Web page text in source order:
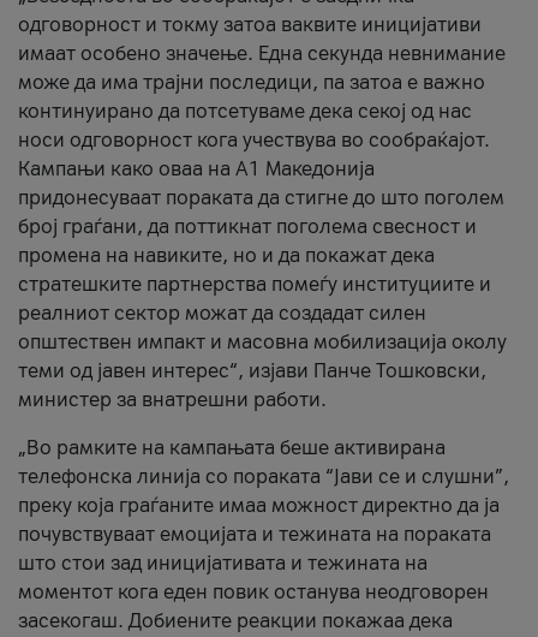
одговорност и токму затоа ваквите иницијативи
имаат особено значење. Една секунда невнимание
може да има трајни последици, па затоа е важно
континуирано да потсетуваме дека секој од нас
носи одговорност кога учествува во сообраќајот.
Кампањи како оваа на A1 Македонија
придонесуваат пораката да стигне до што поголем
број граѓани, да поттикнат поголема свесност и
промена на навиките, но и да покажат дека
стратешките партнерства помеѓу институциите и
реалниот сектор можат да создадат силен
општествен импакт и масовна мобилизација околу
теми од јавен интерес“, изјави Панче Тошковски,
министер за внатрешни работи.
„Во рамките на кампањата беше активирана
телефонска линија со пораката “Јави се и слушни”,
преку која граѓаните имаа можност директно да ја
почувствуваат емоцијата и тежината на пораката
што стои зад иницијативата и тежината на
моментот кога еден повик останува неодговорен
засекогаш. Добиените реакции покажаа дека